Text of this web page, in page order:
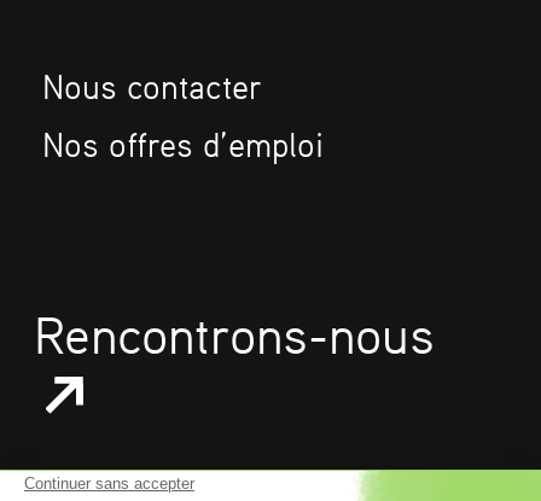
Nous contacter
Nos offres d’emploi
Rencontrons-nous